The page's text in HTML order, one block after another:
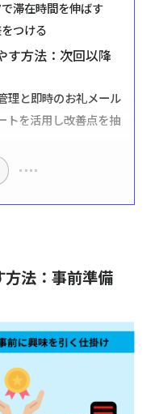
滞在時間を伸ばす
つける
す方法：次回以降
理と即時のお礼メール
トを活用し改善点を抽
方法：事前準備